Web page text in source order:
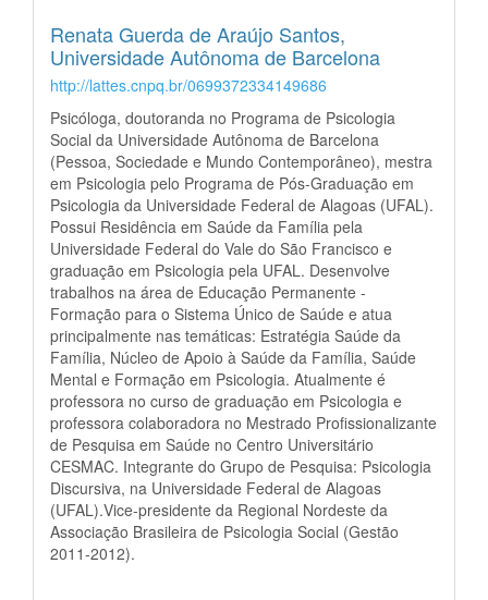
Renata Guerda de Araújo Santos,
Universidade Autônoma de Barcelona
http://lattes.cnpq.br/0699372334149686
Psicóloga, doutoranda no Programa de Psicologia
Social da Universidade Autônoma de Barcelona
(Pessoa, Sociedade e Mundo Contemporâneo), mestra
em Psicologia pelo Programa de Pós-Graduação em
Psicologia da Universidade Federal de Alagoas (UFAL).
Possui Residência em Saúde da Família pela
Universidade Federal do Vale do São Francisco e
graduação em Psicologia pela UFAL. Desenvolve
trabalhos na área de Educação Permanente -
Formação para o Sistema Único de Saúde e atua
principalmente nas temáticas: Estratégia Saúde da
Família, Núcleo de Apoio à Saúde da Família, Saúde
Mental e Formação em Psicologia. Atualmente é
professora no curso de graduação em Psicologia e
professora colaboradora no Mestrado Profissionalizante
de Pesquisa em Saúde no Centro Universitário
CESMAC. Integrante do Grupo de Pesquisa: Psicologia
Discursiva, na Universidade Federal de Alagoas
(UFAL).Vice-presidente da Regional Nordeste da
Associação Brasileira de Psicologia Social (Gestão
2011-2012).